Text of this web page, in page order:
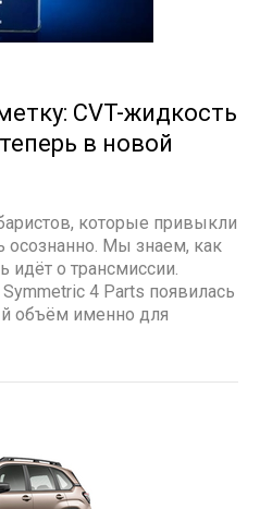
CVT-жидкость
в новой
которые привыкли
осознанно. Мы знаем, как
идёт о трансмиссии.
4 Parts появилась
объём именно для